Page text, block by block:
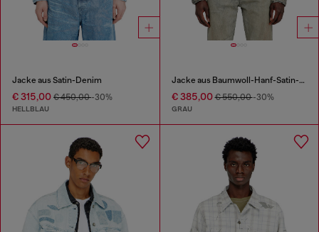
Jacke aus Satin-Denim
€ 315,00 € 450,00-30%
HELLBLAU
Jacke aus Baumwoll-Hanf-Satin-Denim
€ 385,00€ 550,00-30%
GRAU